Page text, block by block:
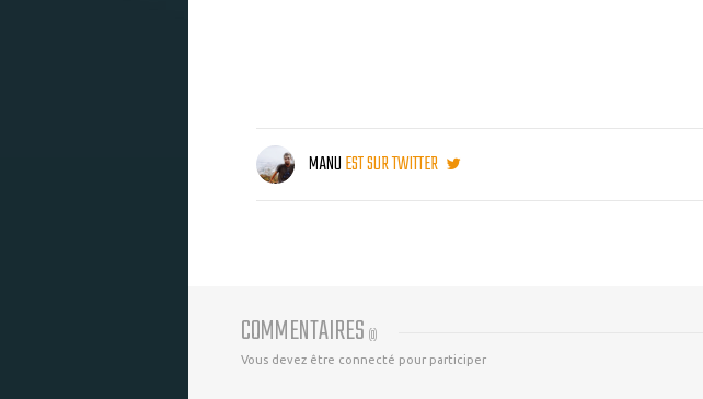
MANUEST SUR TWITTER
COMMENTAIRES (0)
Vous devez être connecté pour participer